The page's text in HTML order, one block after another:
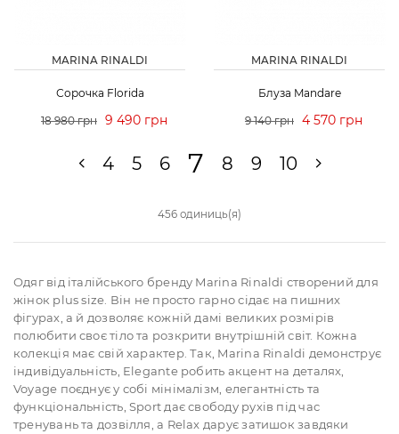
MARINA RINALDI
Сорочка Florida
18 980 грн 9 490 грн
MARINA RINALDI
Блуза Mandare
9 140 грн 4 570 грн
4 5 6 7 8 9 10
456 одиниць(я)
Одяг від італійського бренду Marina Rinaldi створений для
жінок plus size. Він не просто гарно сідає на пишних
фігурах, а й дозволяє кожній дамі великих розмірів
полюбити своє тіло та розкрити внутрішній світ. Кожна
колекція має свій характер. Так, Marina Rinaldi демонструє
індивідуальність, Elegante робить акцент на деталях,
Voyage поєднує у собі мінімалізм, елегантність та
функціональність, Sport дає свободу рухів під час
тренувань та дозвілля, а Relax дарує затишок завдяки